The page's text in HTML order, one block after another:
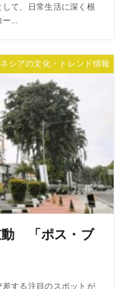
て、日常生活に深く根
ー...
シアの文化・トレンド情報
動 「ポス・ブ
する注目のスポットが